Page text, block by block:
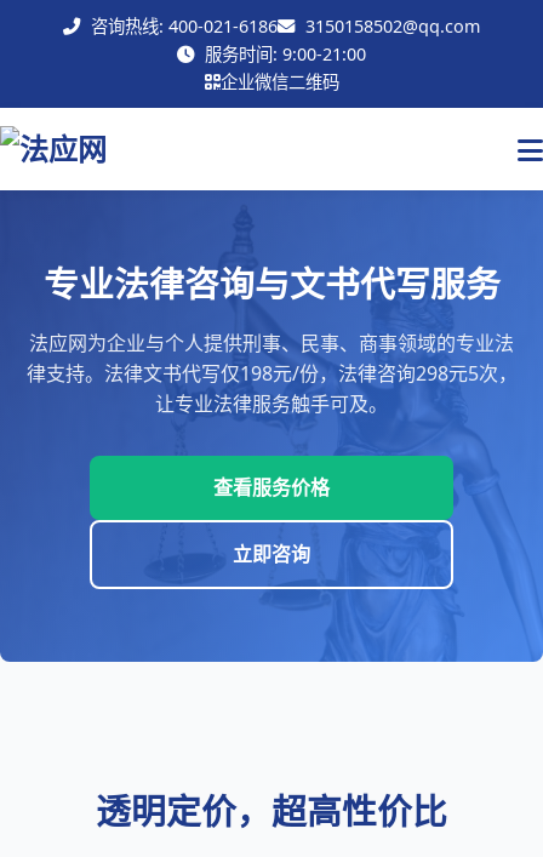
咨询热线: 400-021-6186
3150158502@qq.com
服务时间: 9:00-21:00
企业微信二维码
专业法律咨询与文书代写服务
法应网为企业与个人提供刑事、民事、商事领域的专业法
律支持。法律文书代写仅198元/份，法律咨询298元5次，
让专业法律服务触手可及。
查看服务价格
立即咨询
透明定价，超高性价比